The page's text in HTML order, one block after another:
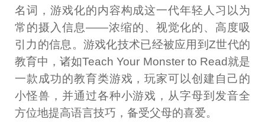
名词，游戏化的内容构成这一代年轻人习以为
常的摄入信息——浓缩的、视觉化的、高度吸
引力的信息。游戏化技术已经被应用到Z世代的
教育中，诸如Teach Your Monster to Read就是
一款成功的教育类游戏，玩家可以创建自己的
小怪兽，并通过各种小游戏，从字母到发音全
方位地提高语言技巧，备受父母的喜爱。